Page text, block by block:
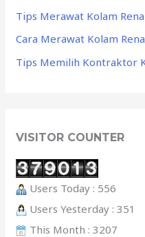
Tips Merawat Kolam
Cara Merawat Kolam
Tips Memilih Kontraktor
VISITOR COUNTER
Users Today : 556
Users Yesterday : 351
This Month : 3207